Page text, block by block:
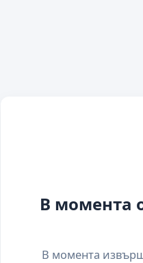
В момента
В момента